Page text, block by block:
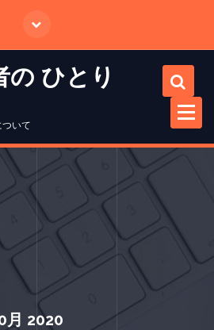
の ひとり
いて
月 2020